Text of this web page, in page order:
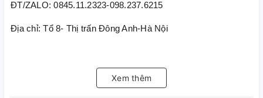
ĐT/ZALO: 0845.11.2323-098.237.6215
Địa chỉ: Tổ 8- Thị trấn Đông Anh-Hà Nội
Xem thêm